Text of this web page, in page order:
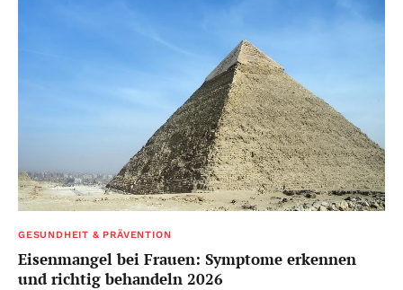
GESUNDHEIT & PRÄVENTION
Eisenmangel bei Frauen: Symptome erkennen
und richtig behandeln 2026